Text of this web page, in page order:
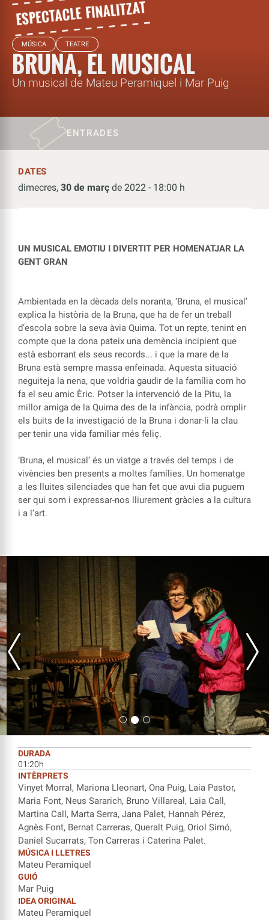
MÚSICA TEATRE
BRUNA, EL MUSICAL
Un musical de Mateu Peramiquel i Mar Puig
ENTRADES
DATES
dimecres, 30 de març de 2022 - 18:00 h
UN MUSICAL EMOTIU I DIVERTIT PER HOMENATJAR LA
GENT GRAN
Ambientada en la dècada dels noranta, ‘Bruna, el musical’
explica la història de la Bruna, que ha de fer un treball
d’escola sobre la seva àvia Quima. Tot un repte, tenint en
compte que la dona pateix una demència incipient que
està esborrant els seus records... i que la mare de la
Bruna està sempre massa enfeinada. Aquesta situació
neguiteja la nena, que voldria gaudir de la família com ho
fa el seu amic Èric. Potser la intervenció de la Pitu, la
millor amiga de la Quima des de la infància, podrà omplir
els buits de la investigació de la Bruna i donar-li la clau
per tenir una vida familiar més feliç.
‘Bruna, el musical’ és un viatge a través del temps i de
vivències ben presents a moltes famílies. Un homenatge
a les lluites silenciades que han fet que avui dia puguem
ser qui som i expressar-nos lliurement gràcies a la cultura
i a l’art.
DURADA
01:20h
INTÈRPRETS
Vinyet Morral, Mariona Lleonart, Ona Puig, Laia Pastor,
Maria Font, Neus Sararich, Bruno Villareal, Laia Call,
Martina Call, Marta Serra, Jana Palet, Hannah Pérez,
Agnès Font, Bernat Carreras, Queralt Puig, Oriol Simó,
Daniel Sucarrats, Ton Carreras i Caterina Palet.
MÚSICA I LLETRES
Mateu Peramiquel
GUIÓ
Mar Puig
IDEA ORIGINAL
Mateu Peramiquel